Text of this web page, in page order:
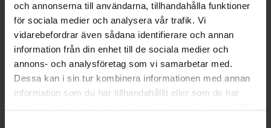
och annonserna till användarna, tillhandahålla funktioner
för sociala medier och analysera vår trafik. Vi
vidarebefordrar även sådana identifierare och annan
information från din enhet till de sociala medier och
annons- och analysföretag som vi samarbetar med.
Dessa kan i sin tur kombinera informationen med annan
information som du har tillhandahållit eller som de har
Beskrivning
Läs alltid bipacksedeln innan
användning.
EAN:07046260460836